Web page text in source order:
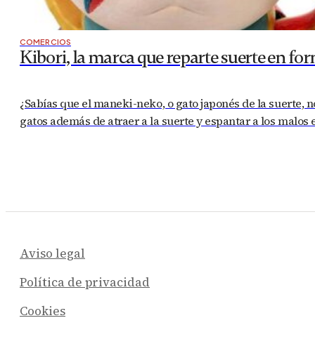
COMERCIOS
Kibori, la marca que reparte suerte en
¿Sabías que el maneki-neko, o gato japonés de la
gatos además de atraer a la suerte y espantar a los
Aviso legal
Política de privacidad
Cookies